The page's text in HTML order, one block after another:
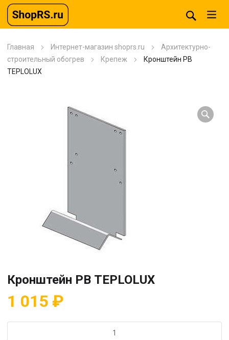
Главная Интернет-магазин shoprs.ru
Архитектурно-
строительный обогрев
Крепеж
Кронштейн РВ
TEPLOLUX
Кронштейн РВ TEPLOLUX
1 015 ₽